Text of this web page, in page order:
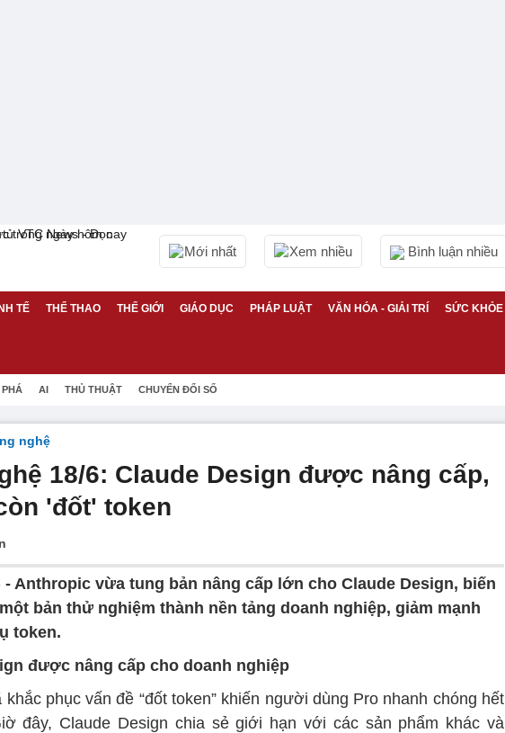
Mới nhất Xem nhiều Bình luận nhiều
TẾ THỂ THAO THẾ GIỚI GIÁO DỤC PHÁP LUẬT VĂN HÓA - GIẢI TRÍ SỨC KHỎE
AI THỦ THUẬT CHUYỂN ĐỔI SỐ
nghệ
18/6: Claude Design được nâng cấp,
'đốt' token
-Anthropic vừa tung bản nâng cấp lớn cho Claude Design, biến
bản thử nghiệm thành nền tảng doanh nghiệp, giảm mạnh
token.
được nâng cấp cho doanh nghiệp
khắc phục vấn đề “đốt token” khiến người dùng Pro nhanh chóng hết
đây, Claude Design chia sẻ giới hạn với các sản phẩm khác và